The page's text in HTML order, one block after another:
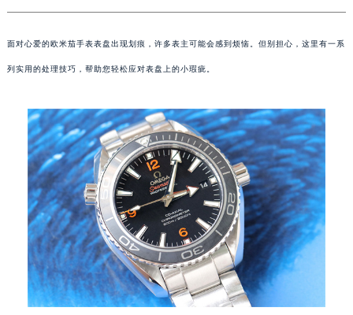
面对心爱的欧米茄手表表盘出现划痕，许多表主可能会感到烦恼。但别担心，这里有一系
列实用的处理技巧，帮助您轻松应对表盘上的小瑕疵。